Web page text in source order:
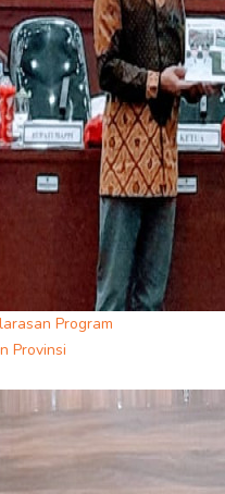
Program
Provinsi